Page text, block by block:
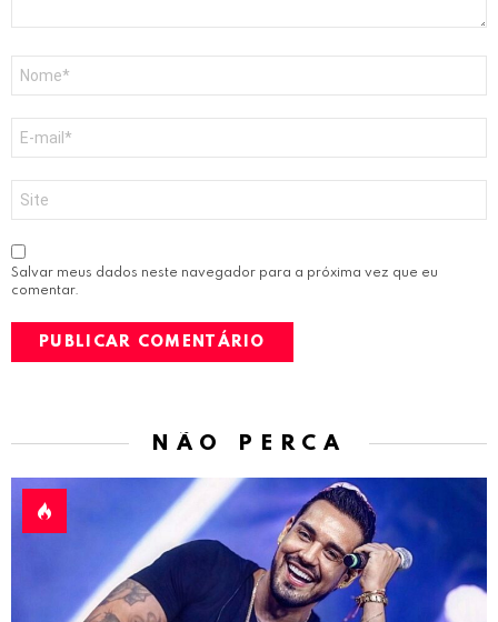
mail
*
Salvar meus dados neste navegador para a próxima vez que eu
comentar.
NÃO PERCA